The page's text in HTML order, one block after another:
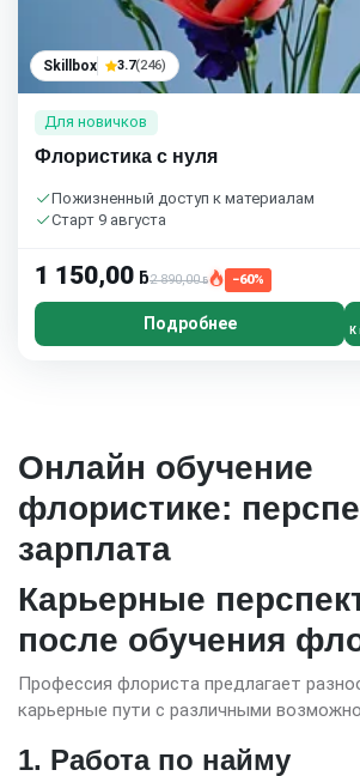
Skillbox 3.7(246)
Для новичков
Флористика с нуля
Пожизненный доступ к материалам
Старт 9 августа
1 150,00 ƃ2 890,00ƃ −60%
Подробнее К
Онлайн обучение
флористике:
зарплата
Карьерные
после обучения
Профессия флориста предлагает
карьерные пути с различными
1. Работа по найму